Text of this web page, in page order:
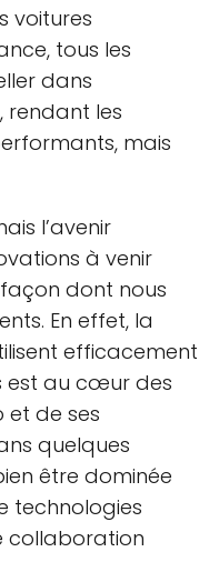
voitures
tous les
dans
rendant les
mais
l’avenir
à venir
dont nous
En effet, la
efficacement
est au cœur des
et de ses
quelques
être dominée
technologies
collaboration